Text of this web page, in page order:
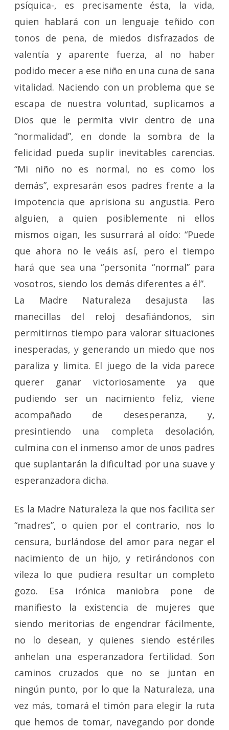
psíquica-, es precisamente ésta, la vida,
quien hablará con un lenguaje teñido con
tonos de pena, de miedos disfrazados de
valentía y aparente fuerza, al no haber
podido mecer a ese niño en una cuna de sana
vitalidad. Naciendo con un problema que se
escapa de nuestra voluntad, suplicamos a
Dios que le permita vivir dentro de una
“normalidad”, en donde la sombra de la
felicidad pueda suplir inevitables carencias.
“Mi niño no es normal, no es como los
demás”, expresarán esos padres frente a la
impotencia que aprisiona su angustia. Pero
alguien, a quien posiblemente ni ellos
mismos oigan, les susurrará al oído: “Puede
que ahora no le veáis así, pero el tiempo
hará que sea una “personita “normal” para
vosotros, siendo los demás diferentes a él”.
La Madre Naturaleza desajusta las
manecillas del reloj desafiándonos, sin
permitirnos tiempo para valorar situaciones
inesperadas, y generando un miedo que nos
paraliza y limita. El juego de la vida parece
querer ganar victoriosamente ya que
pudiendo ser un nacimiento feliz, viene
acompañado de desesperanza, y,
presintiendo una completa desolación,
culmina con el inmenso amor de unos padres
que suplantarán la dificultad por una suave y
esperanzadora dicha.
Es la Madre Naturaleza la que nos facilita ser
“madres”, o quien por el contrario, nos lo
censura, burlándose del amor para negar el
nacimiento de un hijo, y retirándonos con
vileza lo que pudiera resultar un completo
gozo. Esa irónica maniobra pone de
manifiesto la existencia de mujeres que
siendo meritorias de engendrar fácilmente,
no lo desean, y quienes siendo estériles
anhelan una esperanzadora fertilidad. Son
caminos cruzados que no se juntan en
ningún punto, por lo que la Naturaleza, una
vez más, tomará el timón para elegir la ruta
que hemos de tomar, navegando por donde